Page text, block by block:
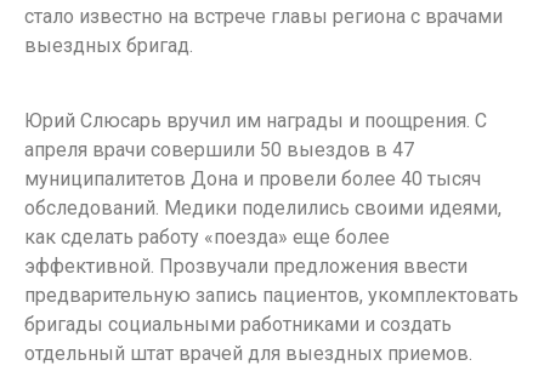
стало известно на встрече главы региона с врачами
выездных бригад.
Юрий Слюсарь вручил им награды и поощрения. С
апреля врачи совершили 50 выездов в 47
муниципалитетов Дона и провели более 40 тысяч
обследований. Медики поделились своими идеями,
как сделать работу «поезда» еще более
эффективной. Прозвучали предложения ввести
предварительную запись пациентов, укомплектовать
бригады социальными работниками и создать
отдельный штат врачей для выездных приемов.